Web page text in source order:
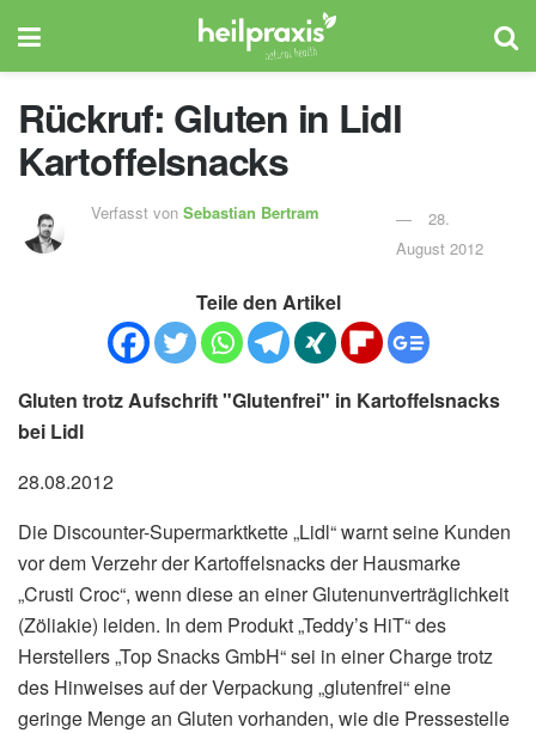
Rückruf: Gluten in Lidl
Kartoffelsnacks
Verfasst von Sebastian Bertram
28.
August 2012
Teile den Artikel
Gluten trotz Aufschrift "Glutenfrei" in Kartoffelsnacks
bei Lidl
28.08.2012
Die Discounter-Supermarktkette „Lidl“ warnt seine Kunden
vor dem Verzehr der Kartoffelsnacks der Hausmarke
„Crusti Croc“, wenn diese an einer Glutenunverträglichkeit
(Zöliakie) leiden. In dem Produkt „Teddy’s HiT“ des
Herstellers „Top Snacks GmbH“ sei in einer Charge trotz
des Hinweises auf der Verpackung „glutenfrei“ eine
geringe Menge an Gluten vorhanden, wie die Pressestelle